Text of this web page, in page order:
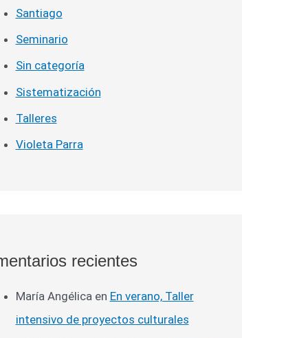
Santiago
Seminario
Sin categoría
Sistematización
Talleres
Violeta Parra
recientes
María Angélica en En verano, Taller
intensivo de proyectos culturales